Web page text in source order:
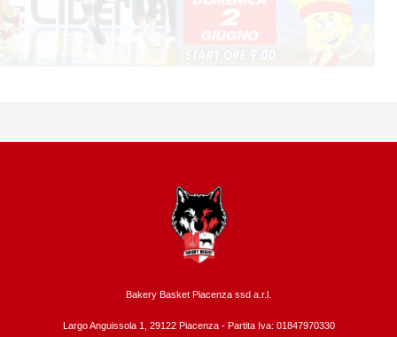
Bakery Basket Piacenza ssd a.r.l.
Largo Anguissola 1, 29122 Piacenza - Partita Iva: 01847970330